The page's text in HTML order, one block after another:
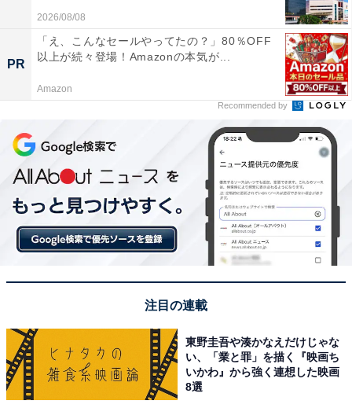
2026/08/08
PR
「え、こんなセールやってたの？」80％OFF
以上が続々登場！Amazonの本気が...
Amazon
Recommended by
注目の連載
東野圭吾や湊かなえだけじゃな
い、「業と罪」を描く『映画ち
いかわ』から強く連想した映画
8選